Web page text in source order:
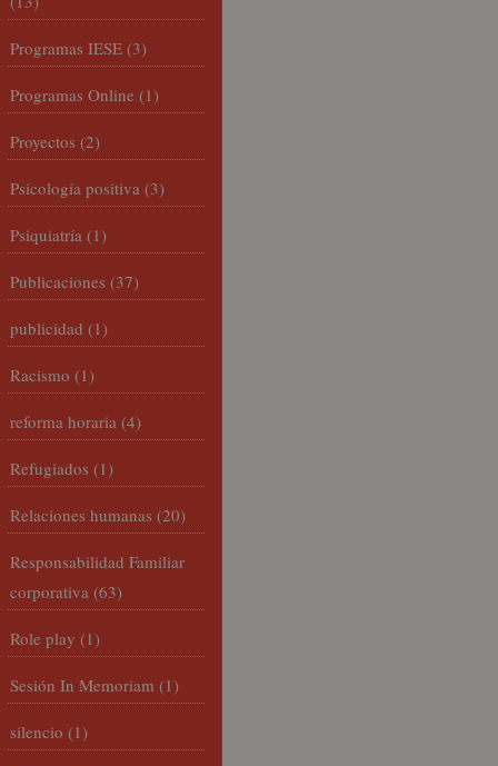
Programas IESE (3)
Programas Online (1)
Proyectos (2)
Psicología positiva (3)
Psiquiatría (1)
Publicaciones (37)
publicidad (1)
Racismo (1)
reforma horaria (4)
Refugiados (1)
Relaciones humanas (20)
Responsabilidad Familiar
corporativa (63)
Role play (1)
Sesión In Memoriam (1)
silencio (1)